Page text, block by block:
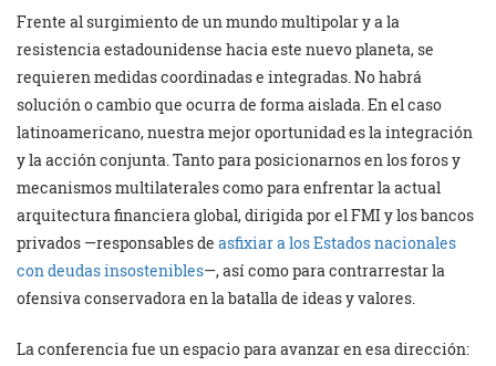
Frente al surgimiento de un mundo multipolar y a la
resistencia estadounidense hacia este nuevo planeta, se
requieren medidas coordinadas e integradas. No habrá
solución o cambio que ocurra de forma aislada. En el caso
latinoamericano, nuestra mejor oportunidad es la integración
y la acción conjunta. Tanto para posicionarnos en los foros y
mecanismos multilaterales como para enfrentar la actual
arquitectura financiera global, dirigida por el FMI y los bancos
privados —responsables de asfixiar a los Estados nacionales
con deudas insostenibles—, así como para contrarrestar la
ofensiva conservadora en la batalla de ideas y valores.
La conferencia fue un espacio para avanzar en esa dirección: